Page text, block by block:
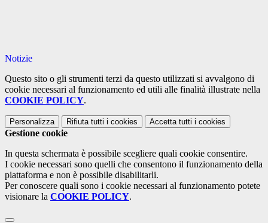
Notizie
Questo sito o gli strumenti terzi da questo utilizzati si avvalgono di
cookie necessari al funzionamento ed utili alle finalità illustrate nella
COOKIE POLICY.
Personalizza Rifiuta tutti i cookies Accetta tutti i cookies
Gestione cookie
In questa schermata è possibile scegliere quali cookie consentire.
I cookie necessari sono quelli che consentono il funzionamento della
piattaforma e non è possibile disabilitarli.
Per conoscere quali sono i cookie necessari al funzionamento potete
visionare la COOKIE POLICY.